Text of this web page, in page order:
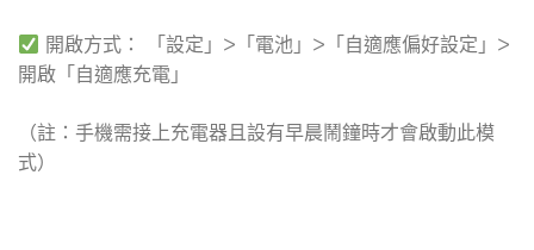
開啟方式： 「設定」>「電池」>「自適應偏好設定」>
開啟「自適應充電」
（註：手機需接上充電器且設有早晨鬧鐘時才會啟動此模
式）